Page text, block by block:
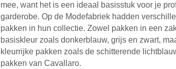
mee, want het is een ideaal basisstuk voor je
garderobe. Op de Modefabriek hadden
pakken in hun collectie. Zowel pakken in een
basiskleur zoals donkerblauw, grijs en zwart,
kleurrijke pakken zoals de schitterende
pakken van Cavallaro.